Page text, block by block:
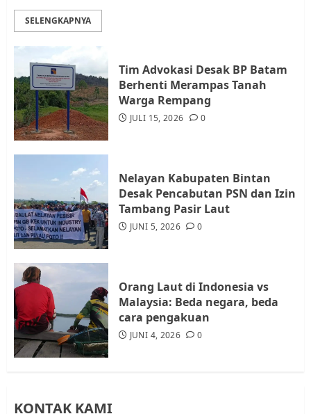
3
4
Datangi Pemko Batam, Warga
Rempang Protes Lahan Mereka
Diambil untuk Sekolah Rakyat
5
Warga Rempang Ajukan
Audiensi dengan Wali Kota
Batam, Soroti Aktivitas yang
Resahkan Warga
SELENGKAPNYA
Tim Advokasi Desak BP Batam
Berhenti Merampas Tanah
Warga Rempang
JULI 15, 2026 0
Nelayan Kabupaten Bintan
Desak Pencabutan PSN dan Izin
Tambang Pasir Laut
JUNI 5, 2026 0
Orang Laut di Indonesia vs
Malaysia: Beda negara, beda
cara pengakuan
JUNI 4, 2026 0
KONTAK KAMI